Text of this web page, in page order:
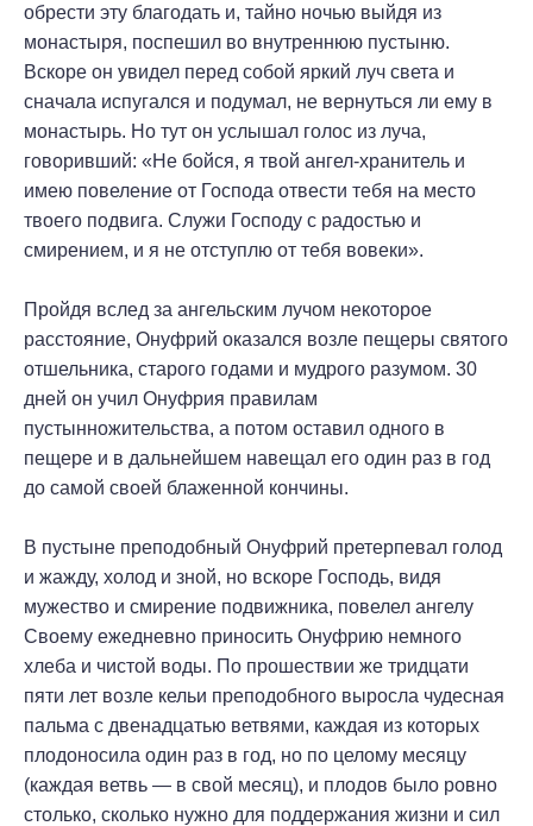
обрести эту благодать и, тайно ночью выйдя из
монастыря, поспешил во внутреннюю пустыню.
Вскоре он увидел перед собой яркий луч света и
сначала испугался и подумал, не вернуться ли ему в
монастырь. Но тут он услышал голос из луча,
говоривший: «Не бойся, я твой ангел-хранитель и
имею повеление от Господа отвести тебя на место
твоего подвига. Служи Господу с радостью и
смирением, и я не отступлю от тебя вовеки».
Пройдя вслед за ангельским лучом некоторое
расстояние, Онуфрий оказался возле пещеры святого
отшельника, старого годами и мудрого разумом. 30
дней он учил Онуфрия правилам
пустынножительства, а потом оставил одного в
пещере и в дальнейшем навещал его один раз в год
до самой своей блаженной кончины.
В пустыне преподобный Онуфрий претерпевал голод
и жажду, холод и зной, но вскоре Господь, видя
мужество и смирение подвижника, повелел ангелу
Своему ежедневно приносить Онуфрию немного
хлеба и чистой воды. По прошествии же тридцати
пяти лет возле кельи преподобного выросла чудесная
пальма с двенадцатью ветвями, каждая из которых
плодоносила один раз в год, но по целому месяцу
(каждая ветвь — в свой месяц), и плодов было ровно
столько, сколько нужно для поддержания жизни и сил